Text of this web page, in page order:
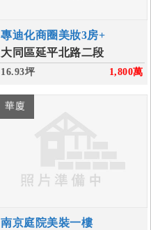
專迪化商圈美妝3房+
大同區延平北路二段
16.93坪 1,800萬
華廈
南京庭院美裝一樓